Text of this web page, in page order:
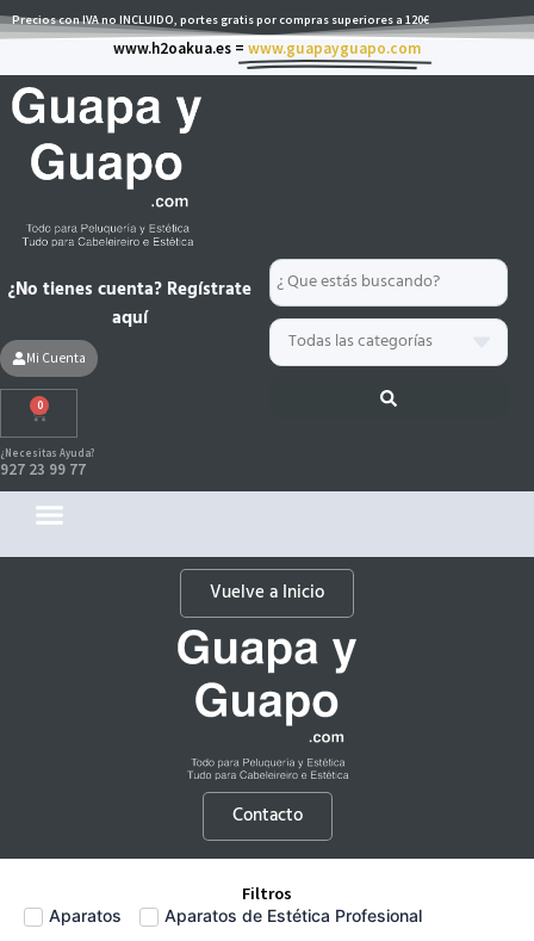
Ir
al
contenido
Precios con IVA no INCLUIDO, portes gratis por compras superiores a 120€
www.h2oakua.es = www.guapayguapo.com
Search
...
¿No tienes cuenta? Regístrate
aquí
Mi Cuenta
0
Carrito
¿Necesitas Ayuda?
927 23 99 77
Vuelve a Inicio
Contacto
Filtros
Aparatos
Aparatos de Estética Profesional